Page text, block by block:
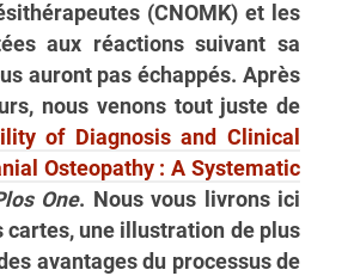
(CNOMK) et les
aux réactions suivant sa
auront pas échappés. Après
nous venons tout juste de
of Diagnosis and Clinical
Osteopathy : A Systematic
One. Nous vous livrons ici
cartes, une illustration de plus
avantages du processus de